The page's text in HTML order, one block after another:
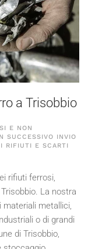
a Trisobbio
E NON
SUCCESSIVO INVIO
RIFIUTI E SCARTI
rifiuti ferrosi,
La nostra
materiali metallici,
o di grandi
di Trisobbio,